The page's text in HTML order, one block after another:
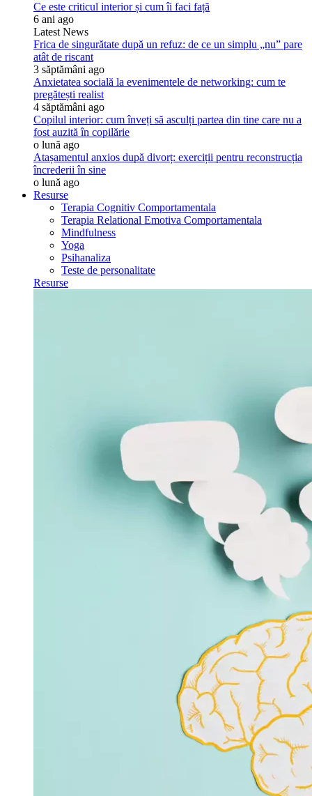
Ce este criticul interior și cum îi faci față
6 ani ago
Latest News
Frica de singurătate după un refuz: de ce un simplu „nu” pare
atât de riscant
3 săptămâni ago
Anxietatea socială la evenimentele de networking: cum te
pregătești realist
4 săptămâni ago
Copilul interior: cum înveți să asculți partea din tine care nu a
fost auzită în copilărie
o lună ago
Atașamentul anxios după divorț: exerciții pentru reconstrucția
încrederii în sine
o lună ago
Resurse
Terapia Cognitiv Comportamentala
Terapia Relational Emotiva Comportamentala
Mindfulness
Yoga
Psihanaliza
Teste de personalitate
Resurse